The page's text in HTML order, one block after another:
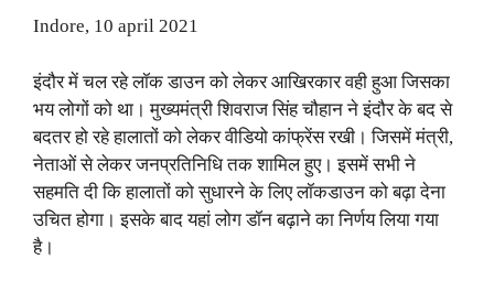
Indore, 10 april 2021
इंदौर में चल रहे लॉक डाउन को लेकर आखिरकार वही हुआ जिसका
भय लोगों को था। मुख्यमंत्री शिवराज सिंह चौहान ने इंदौर के बद से
बदतर हो रहे हालातों को लेकर वीडियो कांफ्रेंस रखी। जिसमें मंत्री,
नेताओं से लेकर जनप्रतिनिधि तक शामिल हुए। इसमें सभी ने
सहमति दी कि हालातों को सुधारने के लिए लॉकडाउन को बढ़ा देना
उचित होगा। इसके बाद यहां लोग डॉन बढ़ाने का निर्णय लिया गया
है।